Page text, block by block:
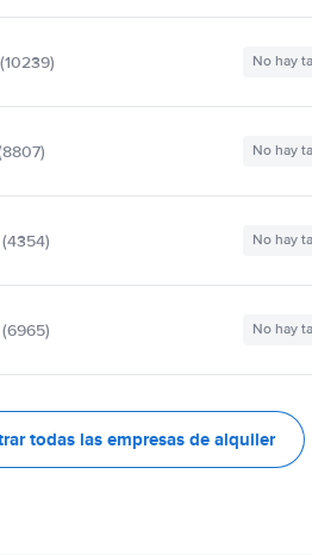
(10239) No hay
No hay
(4354) No hay
(6965) No hay
todas las empresas de alquiler